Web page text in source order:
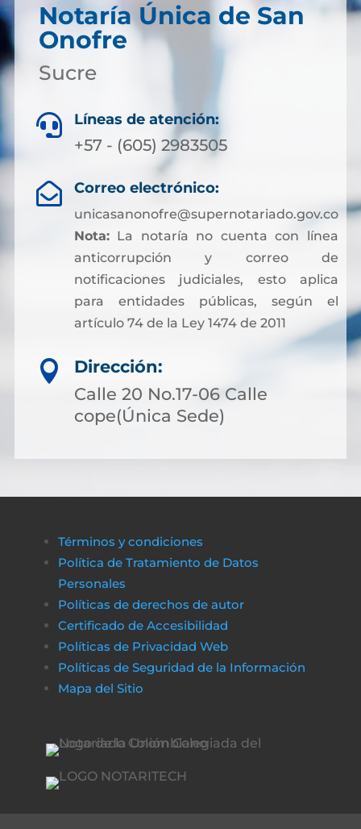
Notaría Única de San
Onofre
Sucre
 Líneas de atención:
+57 - (605) 2983505
 Correo electrónico:
unicasanonofre@supernotariado.gov.co
Nota:La notaría no cuenta con línea
anticorrupción y correo de
notificaciones judiciales, esto aplica
para entidades públicas, según el
artículo 74 de la Ley 1474 de 2011

Dirección:
Calle 20 No.17-06 Calle
cope(Única Sede)
Términos y condiciones
Política de Tratamiento de Datos
Personales
Políticas de derechos de autor
Certificado de Accesibilidad
Políticas de Privacidad Web
Políticas de Seguridad de la Información
Mapa del Sitio